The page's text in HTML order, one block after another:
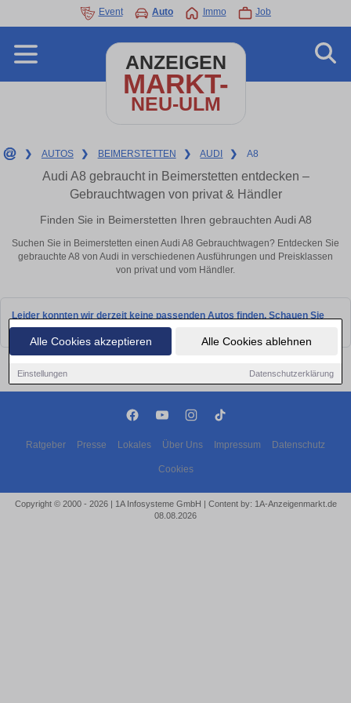
Alle Cookies akzeptieren Alle Cookies ablehnen
Einstellungen Datenschutzerklärung
Event Auto Immo Job
ANZEIGEN
MARKT-
NEU-ULM
❯ AUTOS ❯ BEIMERSTETTEN ❯ AUDI ❯ A8
Audi A8 gebraucht in Beimerstetten entdecken –
Gebrauchtwagen von privat & Händler
Finden Sie in Beimerstetten Ihren gebrauchten Audi A8
Suchen Sie in Beimerstetten einen Audi A8 Gebrauchtwagen? Entdecken Sie
gebrauchte A8 von Audi in verschiedenen Ausführungen und Preisklassen
von privat und vom Händler.
Leider konnten wir derzeit keine passenden Autos finden. Schauen Sie
bald wieder vorbei!
Ratgeber Presse Lokales Über Uns Impressum Datenschutz
Cookies
Copyright © 2000 - 2026 | 1A Infosysteme GmbH | Content by: 1A-Anzeigenmarkt.de
08.08.2026